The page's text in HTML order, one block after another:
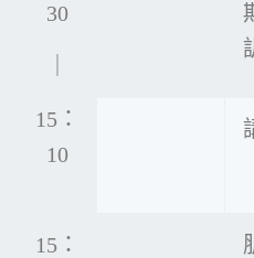
30
15：
10
15：